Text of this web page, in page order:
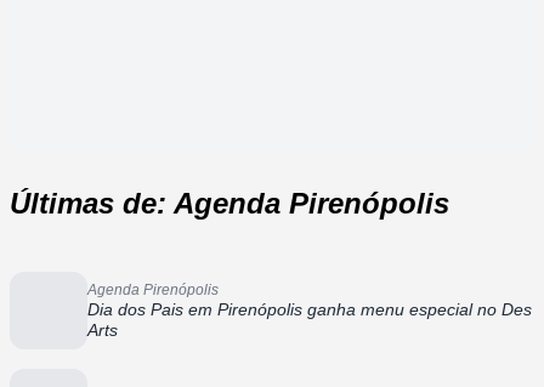
Últimas de: Agenda Pirenópolis
Agenda Pirenópolis
Dia dos Pais em Pirenópolis ganha menu especial no Des
Arts